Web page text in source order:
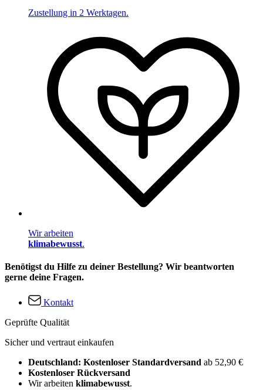
Zustellung in 2 Werktagen.
Wir arbeiten
klimabewusst.
Benötigst du Hilfe zu deiner Bestellung? Wir beantworten
gerne deine Fragen.
Kontakt
Geprüfte Qualität
Sicher und vertraut einkaufen
Deutschland: Kostenloser Standardversand ab 52,90 €
Kostenloser Rückversand
Wir arbeiten klimabewusst.